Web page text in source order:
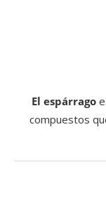
El espárrago
compuestos